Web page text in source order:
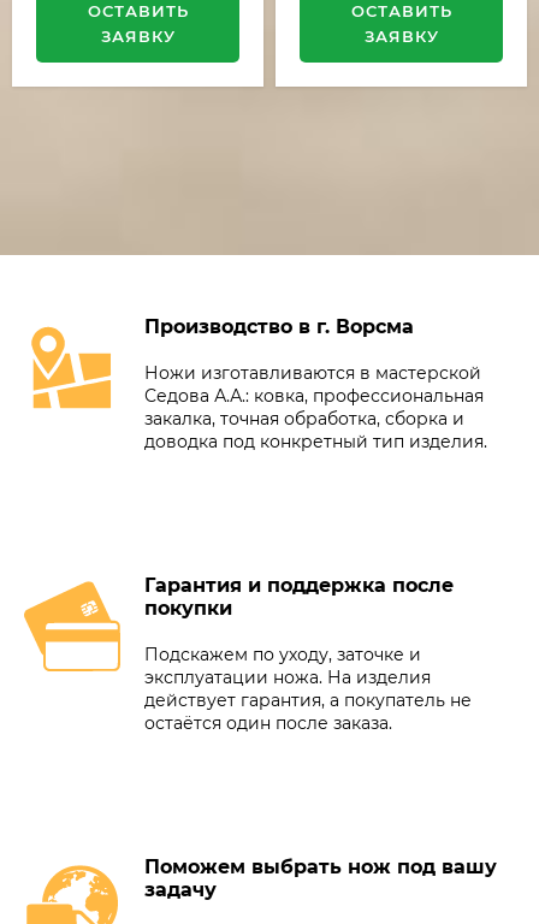
ОСТАВИТЬ
ЗАЯВКУ
ОСТАВИТЬ
ЗАЯВКУ
Производство в г. Ворсма
Ножи изготавливаются в мастерской
Седова А.А.: ковка, профессиональная
закалка, точная обработка, сборка и
доводка под конкретный тип изделия.
Гарантия и поддержка после
покупки
Подскажем по уходу, заточке и
эксплуатации ножа. На изделия
действует гарантия, а покупатель не
остаётся один после заказа.
Поможем выбрать нож под вашу
задачу